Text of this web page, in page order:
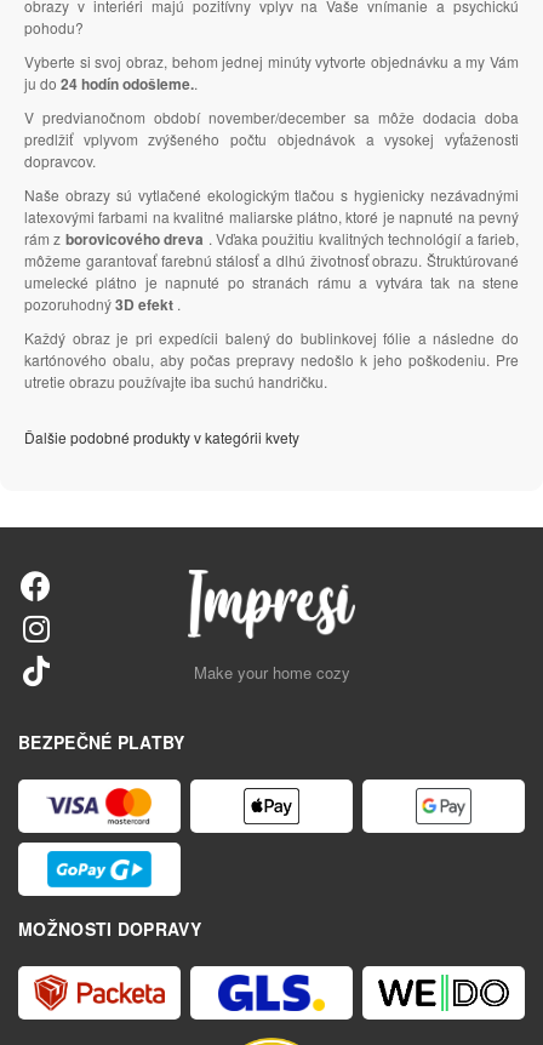
obrazy v interiéri majú pozitívny vplyv na Vaše vnímanie a psychickú
pohodu?
Vyberte si svoj obraz, behom jednej minúty vytvorte objednávku a my Vám
ju do 24 hodín odošleme..
V predvianočnom období november/december sa môže dodacia doba
predlžiť vplyvom zvýšeného počtu objednávok a vysokej vyťaženosti
dopravcov.
Naše obrazy sú vytlačené ekologickým tlačou s hygienicky nezávadnými
latexovými farbami na kvalitné maliarske plátno, ktoré je napnuté na pevný
rám z borovicového dreva . Vďaka použitiu kvalitných technológií a farieb,
môžeme garantovať farebnú stálosť a dlhú životnosť obrazu. Štruktúrované
umelecké plátno je napnuté po stranách rámu a vytvára tak na stene
pozoruhodný3D efekt .
Každý obraz je pri expedícii balený do bublinkovej fólie a následne do
kartónového obalu, aby počas prepravy nedošlo k jeho poškodeniu. Pre
utretie obrazu používajte iba suchú handričku.
Ďalšie podobné produkty v kategórii kvety
Make your home cozy
BEZPEČNÉ PLATBY
MOŽNOSTI DOPRAVY